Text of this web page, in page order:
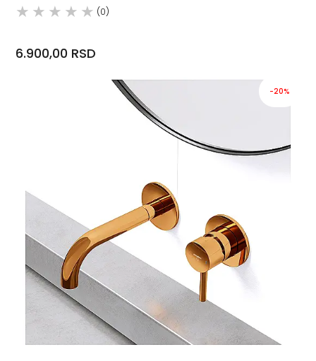
(0)
6.900,00 RSD
-20%